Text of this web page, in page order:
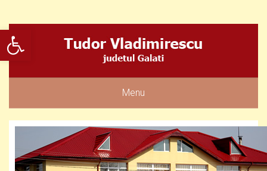
Deschide bara de unelte
Menu